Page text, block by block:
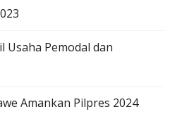
Usaha Pemodal dan
Amankan Pilpres 2024